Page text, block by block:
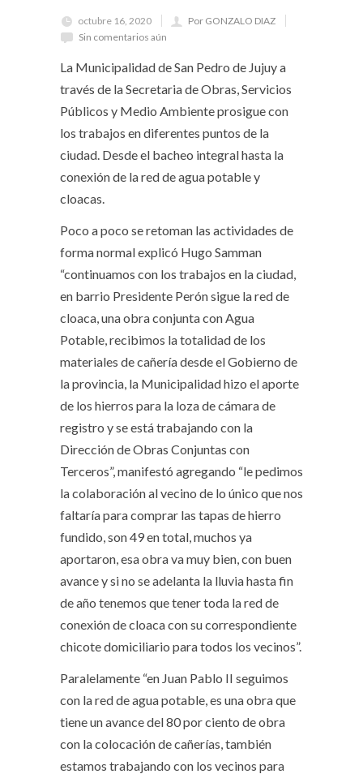
octubre 16, 2020
Por GONZALO DIAZ
Sin comentarios aún
La Municipalidad de San Pedro de Jujuy a
través de la Secretaria de Obras, Servicios
Públicos y Medio Ambiente prosigue con
los trabajos en diferentes puntos de la
ciudad. Desde el bacheo integral hasta la
conexión de la red de agua potable y
cloacas.
Poco a poco se retoman las actividades de
forma normal explicó Hugo Samman
“continuamos con los trabajos en la ciudad,
en barrio Presidente Perón sigue la red de
cloaca, una obra conjunta con Agua
Potable, recibimos la totalidad de los
materiales de cañería desde el Gobierno de
la provincia, la Municipalidad hizo el aporte
de los hierros para la loza de cámara de
registro y se está trabajando con la
Dirección de Obras Conjuntas con
Terceros”, manifestó agregando “le pedimos
la colaboración al vecino de lo único que nos
faltaría para comprar las tapas de hierro
fundido, son 49 en total, muchos ya
aportaron, esa obra va muy bien, con buen
avance y si no se adelanta la lluvia hasta fin
de año tenemos que tener toda la red de
conexión de cloaca con su correspondiente
chicote domiciliario para todos los vecinos”.
Paralelamente “en Juan Pablo II seguimos
con la red de agua potable, es una obra que
tiene un avance del 80 por ciento de obra
con la colocación de cañerías, también
estamos trabajando con los vecinos para